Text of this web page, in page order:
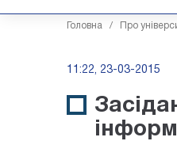
Головна / Про
11:22, 23-03-2015